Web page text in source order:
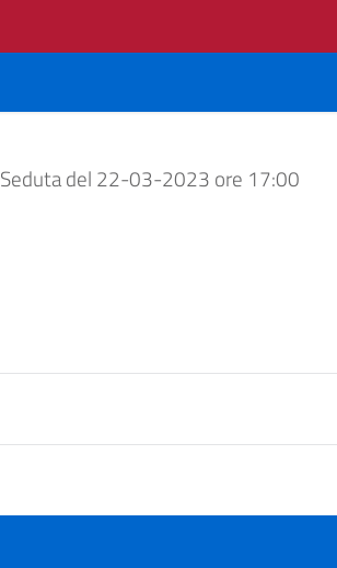
Seduta del 22-03-2023 ore 17:00